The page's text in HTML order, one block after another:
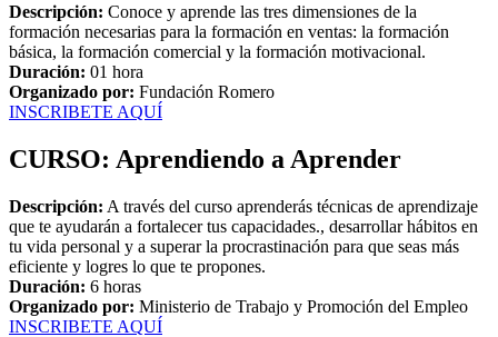
Descripción: Conoce y aprende las tres dimensiones de la
formación necesarias para la formación en ventas: la formación
básica, la formación comercial y la formación motivacional.
Duración: 01 hora
Organizado por: Fundación Romero
INSCRIBETE AQUÍ
CURSO: Aprendiendo a Aprender
Descripción: A través del curso aprenderás técnicas de aprendizaje
que te ayudarán a fortalecer tus capacidades., desarrollar hábitos en
tu vida personal y a superar la procrastinación para que seas más
eficiente y logres lo que te propones.
Duración: 6 horas
Organizado por: Ministerio de Trabajo y Promoción del Empleo
INSCRIBETE AQUÍ